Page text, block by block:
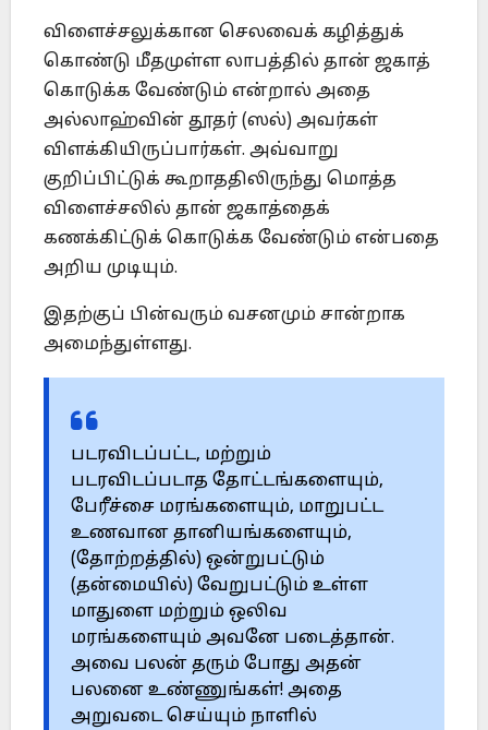
விளைச்சலுக்கான செலவைக் கழித்துக்
கொண்டு மீதமுள்ள லாபத்தில் தான் ஜகாத்
கொடுக்க வேண்டும் என்றால் அதை
அல்லாஹ்வின் தூதர் (ஸல்) அவர்கள்
விளக்கியிருப்பார்கள். அவ்வாறு
குறிப்பிட்டுக் கூறாததிலிருந்து மொத்த
விளைச்சலில் தான் ஜகாத்தைக்
கணக்கிட்டுக் கொடுக்க வேண்டும் என்பதை
அறிய முடியும்.
இதற்குப் பின்வரும் வசனமும் சான்றாக
அமைந்துள்ளது.
படரவிடப்பட்ட, மற்றும்
படரவிடப்படாத தோட்டங்களையும்,
பேரீச்சை மரங்களையும், மாறுபட்ட
உணவான தானியங்களையும்,
(தோற்றத்தில்) ஒன்றுபட்டும்
(தன்மையில்) வேறுபட்டும் உள்ள
மாதுளை மற்றும் ஒலிவ
மரங்களையும் அவனே படைத்தான்.
அவை பலன் தரும் போது அதன்
பலனை உண்ணுங்கள்! அதை
அறுவடை செய்யும் நாளில்